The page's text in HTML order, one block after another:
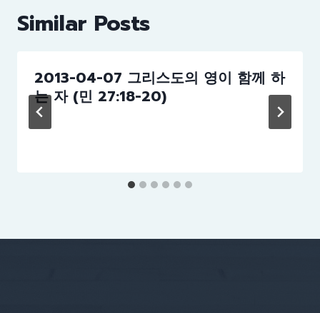
Similar Posts
2013-04-07 그리스도의 영이 함께 하
는 자 (민 27:18-20)